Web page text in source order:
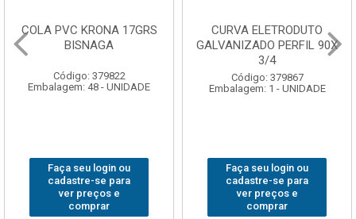
COLA PVC KRONA 17GRS
BISNAGA
Código: 379822
Embalagem: 48 - UNIDADE
Faça seu login ou
cadastre-se para
ver preços e
comprar
CURVA ELETRODUTO
GALVANIZADO PERFIL 90X
3/4
Código: 379867
Embalagem: 1 - UNIDADE
Faça seu login ou
cadastre-se para
ver preços e
comprar